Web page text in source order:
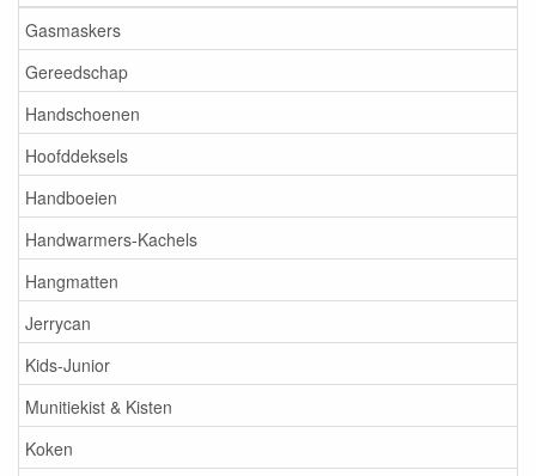
Gasmaskers
Gereedschap
Handschoenen
Hoofddeksels
Handboeien
Handwarmers-Kachels
Hangmatten
Jerrycan
Kids-Junior
Munitiekist & Kisten
Koken